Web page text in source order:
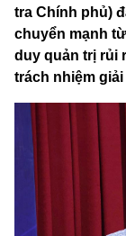
tra Chính phủ)
chuyển mạnh
duy quản trị rủi
trách nhiệm